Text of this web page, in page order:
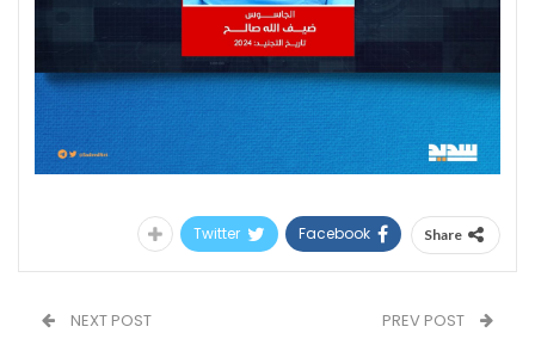
Share
Facebook
Twitter
NEXT POST